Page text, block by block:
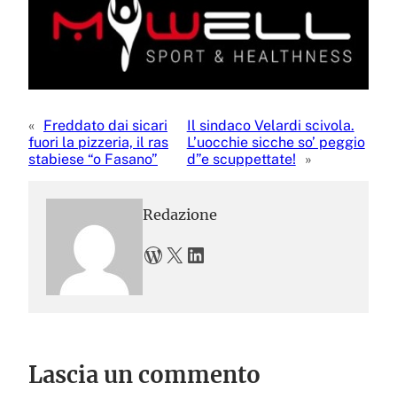
« Freddato dai sicari
fuori la pizzeria, il ras
stabiese “o Fasano”
Il sindaco Velardi scivola.
L’uocchie sicche so’ peggio
d”e scuppettate!
»
Redazione
WordPress X LinkedIn
Lascia un commento